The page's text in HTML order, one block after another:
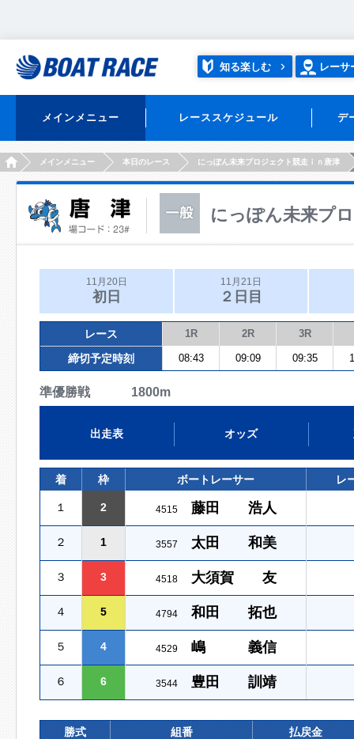
知る楽しむ レーサ
メインメニュー レーススケジュール デ
HOMEメインメニュー 本日のレース にっぽん未来プロジェクト競走ｉｎ唐津
にっぽん未来プ
11月20日
初日
11月21日
２日目
レース 1R 2R 3R
締切予定時刻 08:43 09:09 09:35
準優勝戦 1800m
出走表 オッズ
着 枠 ボートレーサー レ
１ 2 4515 藤田 浩人
２ 1 3557 太田 和美
３ 3 4518 大須賀 友
４ 5 4794 和田 拓也
５ 4 4529 嶋 義信
６ 6 3544 豊田 訓靖
勝式 組番 払戻金